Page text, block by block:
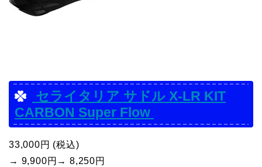
セライタリア サドル X-LR KIT
CARBON Super Flow
33,000円 (税込)
→ 9,900円→ 8,250円